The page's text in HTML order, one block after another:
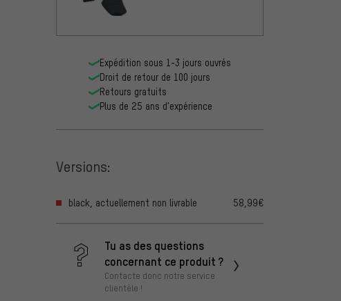
Expédition sous 1-3 jours ouvrés
Droit de retour de 100 jours
Retours gratuits
Plus de 25 ans d'expérience
Versions:
black, actuellement non livrable 58,99€
Tu as des questions
concernant ce produit ?
Contacte donc notre service
clientèle !